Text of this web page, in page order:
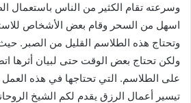
وسرعته تقام الكثير من الناس باستعمال
اسهل من السحر وقام بعض الأشخاص
وتحتاج هذه الطلاسم القليل من الصبر.
ولكن تحتاج بعض الوقت حتى لبيان أثرها
على الطلاسم. التي تحتاجها في هذه العمل
تيسير أعمال الرزق يقدم لكم الشيخ